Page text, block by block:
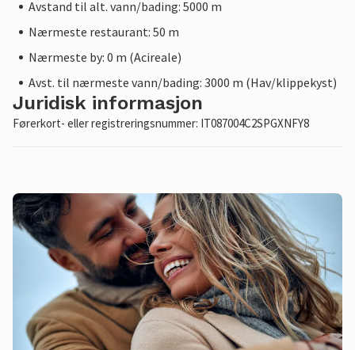
Avstand til alt. vann/bading: 5000 m
Nærmeste restaurant: 50 m
Nærmeste by: 0 m (Acireale)
Avst. til nærmeste vann/bading: 3000 m (Hav/klippekyst)
Juridisk informasjon
Førerkort- eller registreringsnummer: IT087004C2SPGXNFY8